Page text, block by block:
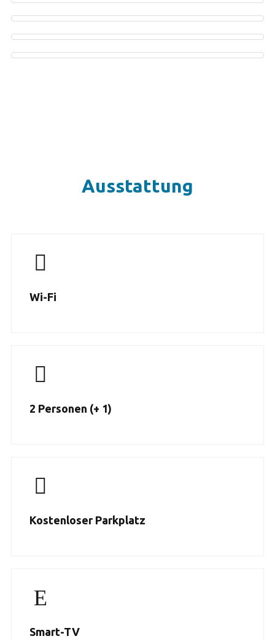
Ausstattung
Wi-Fi
2 Personen (+ 1)
Kostenloser Parkplatz
Smart-TV